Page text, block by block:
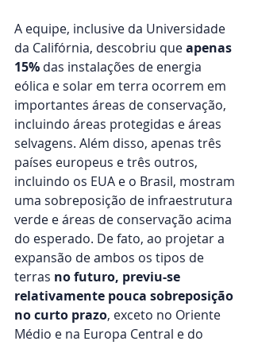
A equipe, inclusive da Universidade
da Califórnia, descobriu que apenas
15% das instalações de energia
eólica e solar em terra ocorrem em
importantes áreas de conservação,
incluindo áreas protegidas e áreas
selvagens. Além disso, apenas três
países europeus e três outros,
incluindo os EUA e o Brasil, mostram
uma sobreposição de infraestrutura
verde e áreas de conservação acima
do esperado. De fato, ao projetar a
expansão de ambos os tipos de
terras no futuro, previu-se
relativamente pouca sobreposição
no curto prazo, exceto no Oriente
Médio e na Europa Central e do